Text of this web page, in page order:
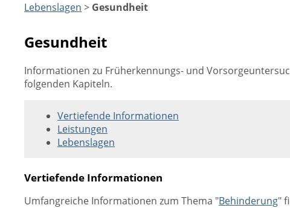
Lebenslagen > Gesundheit
Gesundheit
Informationen zu Früherkennungs- und
folgenden Kapiteln.
Vertiefende Informationen
Leistungen
Lebenslagen
Vertiefende Informationen
Umfangreiche Informationen zum Thema "Behinderung"